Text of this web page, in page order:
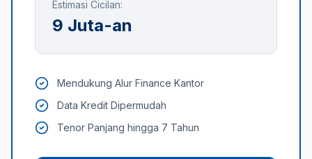
Estimasi Cicilan:
9 Juta-an
Mendukung Alur Finance Kantor
Data Kredit Dipermudah
Tenor Panjang hingga 7 Tahun